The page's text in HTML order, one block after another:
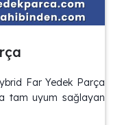
Far Yedek Parça
tam uyum sağlayan